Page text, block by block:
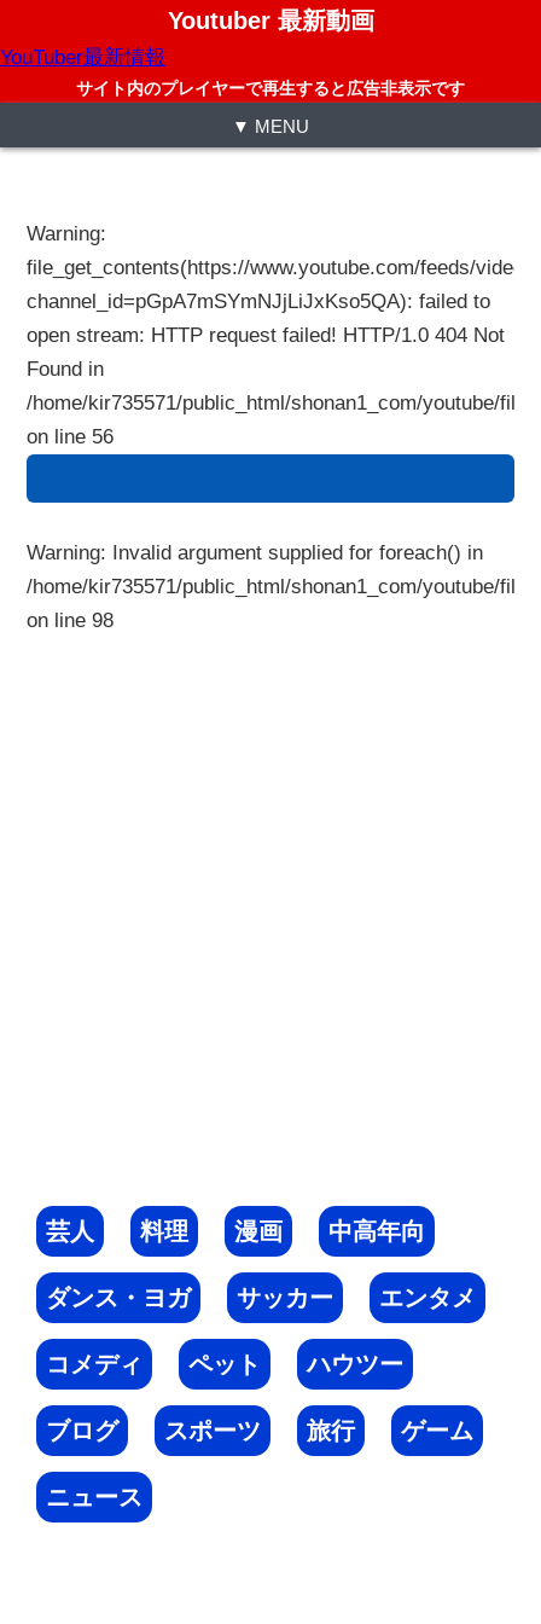
Youtuber 最新動画
YouTuber最新情報
サイト内のプレイヤーで再生すると広告非表示です
▼ MENU
Warning:
file_get_contents(https://www.youtube.com/feeds/
channel_id=pGpA7mSYmNJjLiJxKso5QA): failed to
open stream: HTTP request failed! HTTP/1.0 404 Not
Found in
/home/kir735571/public_html/shonan1_com/youtube/
on line 56
Warning: Invalid argument supplied for foreach() in
/home/kir735571/public_html/shonan1_com/youtube/
on line98
芸人 料理 漫画 中高年向
ダンス・ヨガ サッカー エンタメ
コメディ ペット ハウツー
ブログ スポーツ 旅行 ゲーム
ニュース